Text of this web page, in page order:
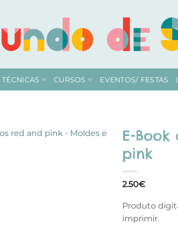
TÉCNICAS CURSOS EVENTOS/ FESTAS
E-
pink
2.50€
Produto
imprimir.